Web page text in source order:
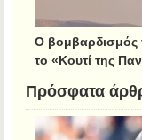
Ο βομβαρδισμός
το «Κουτί της
Πρόσφατα